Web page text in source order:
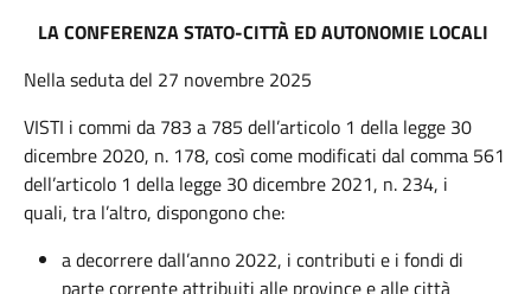
LA CONFERENZA STATO-CITTÀ ED AUTONOMIE LOCALI
Nella seduta del 27 novembre 2025
VISTI i commi da 783 a 785 dell’articolo 1 della legge 30
dicembre 2020, n. 178, così come modificati dal comma 561
dell’articolo 1 della legge 30 dicembre 2021, n. 234, i
quali, tra l’altro, dispongono che:
a decorrere dall’anno 2022, i contributi e i fondi di
parte corrente attribuiti alle province e alle città